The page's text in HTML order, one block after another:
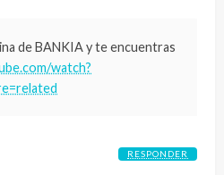
de BANKIA y te encuentras
watch?
RESPONDER